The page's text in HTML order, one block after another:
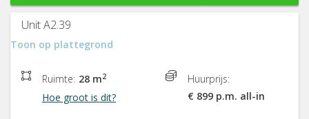
Unit A2.39
Toon op plattegrond
Ruimte: 28 m2
Hoe groot is dit?
Huurprijs:
€ 899 p.m. all-in